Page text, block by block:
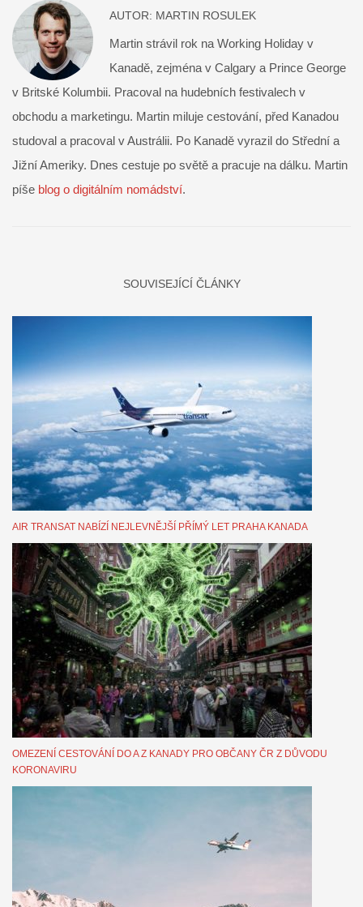
AUTOR: MARTIN ROSULEK
Martin strávil rok na Working Holiday v
Kanadě, zejména v Calgary a Prince George
v Britské Kolumbii. Pracoval na hudebních festivalech v
obchodu a marketingu. Martin miluje cestování, před Kanadou
studoval a pracoval v Austrálii. Po Kanadě vyrazil do Střední a
Jižní Ameriky. Dnes cestuje po světě a pracuje na dálku. Martin
píše blog o digitálním nomádství.
SOUVISEJÍCÍ ČLÁNKY
AIR TRANSAT NABÍZÍ NEJLEVNĚJŠÍ PŘÍMÝ LET PRAHA KANADA
OMEZENÍ CESTOVÁNÍ DO A Z KANADY PRO OBČANY ČR Z DŮVODU
KORONAVIRU